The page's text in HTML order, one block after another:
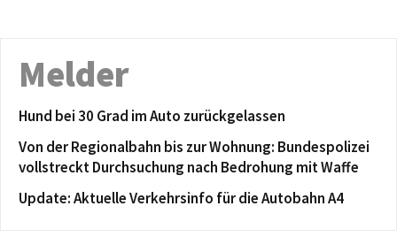
Melder
Hund bei 30 Grad im Auto zurückgelassen
Von der Regionalbahn bis zur Wohnung: Bundespolizei
vollstreckt Durchsuchung nach Bedrohung mit Waffe
Update: Aktuelle Verkehrsinfo für die Autobahn A4